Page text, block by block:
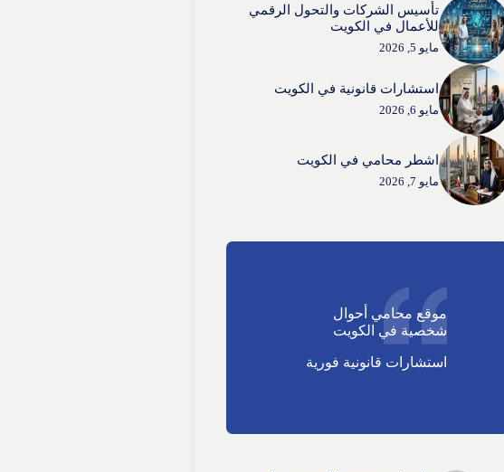
تأسيس الشركات والتحول الرقمي
للأعمال في الكويت
مايو 5, 2026
استشارات قانونية في الكويت
مايو 6, 2026
اشطر محامي في الكويت
مايو 7, 2026
موقع محامي أحوال
شخصية في الكويت
استشارات قانونية فورية